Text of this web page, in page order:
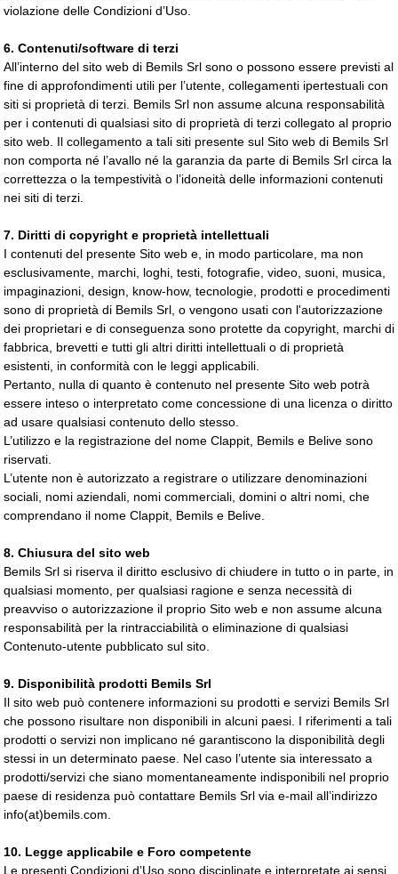
violazione delle Condizioni d’Uso.
6. Contenuti/software di terzi
All’interno del sito web di Bemils Srl sono o possono essere previsti al
fine di approfondimenti utili per l’utente, collegamenti ipertestuali con
siti si proprietà di terzi. Bemils Srl non assume alcuna responsabilità
per i contenuti di qualsiasi sito di proprietà di terzi collegato al proprio
sito web. Il collegamento a tali siti presente sul Sito web di Bemils Srl
non comporta né l’avallo né la garanzia da parte di Bemils Srl circa la
correttezza o la tempestività o l’idoneità delle informazioni contenuti
nei siti di terzi.
7. Diritti di copyright e proprietà intellettuali
I contenuti del presente Sito web e, in modo particolare, ma non
esclusivamente, marchi, loghi, testi, fotografie, video, suoni, musica,
impaginazioni, design, know-how, tecnologie, prodotti e procedimenti
sono di proprietà di Bemils Srl, o vengono usati con l'autorizzazione
dei proprietari e di conseguenza sono protette da copyright, marchi di
fabbrica, brevetti e tutti gli altri diritti intellettuali o di proprietà
esistenti, in conformità con le leggi applicabili.
Pertanto, nulla di quanto è contenuto nel presente Sito web potrà
essere inteso o interpretato come concessione di una licenza o diritto
ad usare qualsiasi contenuto dello stesso.
L’utilizzo e la registrazione del nome Clappit, Bemils e Belive sono
riservati.
L’utente non è autorizzato a registrare o utilizzare denominazioni
sociali, nomi aziendali, nomi commerciali, domini o altri nomi, che
comprendano il nome Clappit, Bemils e Belive.
8. Chiusura del sito web
Bemils Srl si riserva il diritto esclusivo di chiudere in tutto o in parte, in
qualsiasi momento, per qualsiasi ragione e senza necessità di
preavviso o autorizzazione il proprio Sito web e non assume alcuna
responsabilità per la rintracciabilità o eliminazione di qualsiasi
Contenuto-utente pubblicato sul sito.
9. Disponibilità prodotti Bemils Srl
Il sito web può contenere informazioni su prodotti e servizi Bemils Srl
che possono risultare non disponibili in alcuni paesi. I riferimenti a tali
prodotti o servizi non implicano né garantiscono la disponibilità degli
stessi in un determinato paese. Nel caso l’utente sia interessato a
prodotti/servizi che siano momentaneamente indisponibili nel proprio
paese di residenza può contattare Bemils Srl via e-mail all’indirizzo
info(at)bemils.com.
10. Legge applicabile e Foro competente
Le presenti Condizioni d’Uso sono disciplinate e interpretate ai sensi